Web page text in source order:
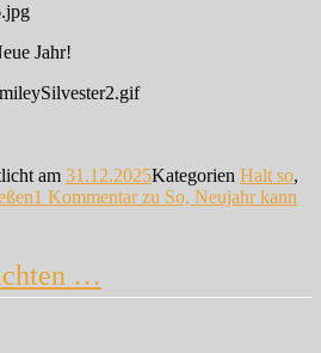
Jahr!
am 31.12.2025Kategorien Halt so,
1 Kommentarzu So, Neujahr kann
…